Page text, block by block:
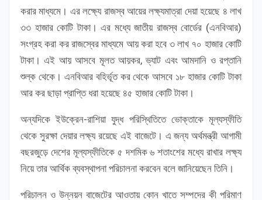
করার মাধ্যমে। এর লক্ষ্যে রাজস্ব আয়ের লক্ষ্যমাত্রা দেয়া হয়েছে ৪ লাখ
৩৩ হাজার কোটি টাকা। এর মধ্যে জাতীয় রাজস্ব বোর্ডের (এনবিআর)
সংগ্রহ করা কর রাজস্বের মাধ্যমে আয় করা হবে ৩ লাখ ৭০ হাজার কোটি
টাকা। এই আয় আসবে মূলত আয়কর, ভ্যাট এবং আমদানি ও রপ্তানি
শুল্ক থেকে। এনবিআর বহির্ভূত কর থেকে আসবে ১৮ হাজার কোটি টাকা
আর কর ছাড়া প্রাপ্তি ধরা হয়েছে ৪৫ হাজার কোটি টাকা।
অন্যদিকে ইউক্রেন-রাশিয়া যুদ্ধ পরিস্থিতিতে ভোক্তাকে মূল্যস্ফীতি
থেকে সুরক্ষা দেয়ার লক্ষ্য রয়েছে এই বাজেটে। এ জন্য অর্থমন্ত্রী আগামী
বছরজুড়ে দেশের মূল্যস্ফীতিকে ৫ দশমিক ৬ শতাংশের মধ্যে রাখার লক্ষ্য
নিয়ে তার আর্থিক ব্যবস্থাপনা পরিচালনা করবেন বলে জানিয়েছেন তিনি।
পরিচালন ও উন্নয়ন বাজেটের আওতায় কোন খাতে সম্পদের কী পরিমাণ